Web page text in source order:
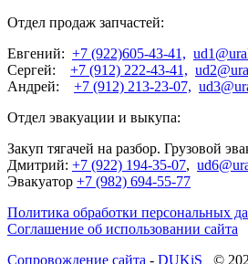
Отдел продаж запчастей:
Евгений: +7 (922)605-43-41,
Сергей: +7 (912) 222-43-41,
Андрей: +7 (912) 213-23-07,
Отдел эвакуации и выкупа:
Закуп тягачей на разбор. Грузовой
Дмитрий: +7 (922) 194-35-07,
Эвакуатор +7 (982) 694-55-77
Политика обработки персональных
Соглашение об использовании сайта
Cопровождение сайта - DUKiS ©